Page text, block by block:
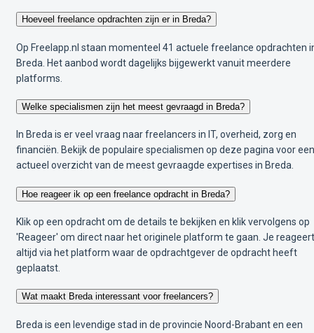
Hoeveel freelance opdrachten zijn er in Breda?
Op Freelapp.nl staan momenteel 41 actuele freelance opdrachten
Breda. Het aanbod wordt dagelijks bijgewerkt vanuit meerdere
platforms.
Welke specialismen zijn het meest gevraagd in Breda?
In Breda is er veel vraag naar freelancers in IT, overheid, zorg en
financiën. Bekijk de populaire specialismen op deze pagina voor een
actueel overzicht van de meest gevraagde expertises in Breda.
Hoe reageer ik op een freelance opdracht in Breda?
Klik op een opdracht om de details te bekijken en klik vervolgens op
'Reageer' om direct naar het originele platform te gaan. Je reageert
altijd via het platform waar de opdrachtgever de opdracht heeft
geplaatst.
Wat maakt Breda interessant voor freelancers?
Breda is een levendige stad in de provincie Noord-Brabant en een